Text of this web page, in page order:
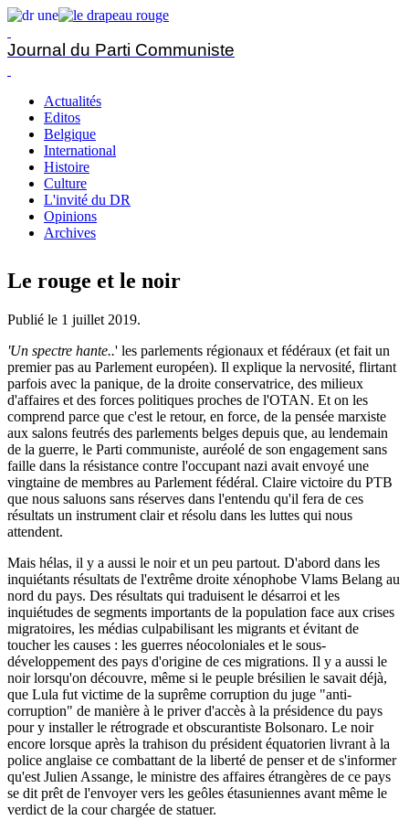
Journal du Parti Communiste
Actualités
Editos
Belgique
International
Histoire
Culture
L'invité du DR
Opinions
Archives
Le rouge et le noir
Publié le 1 juillet 2019.
'Un spectre hante..' les parlements régionaux et fédéraux (et fait un
premier pas au Parlement européen). Il explique la nervosité, flirtant
parfois avec la panique, de la droite conservatrice, des milieux
d'affaires et des forces politiques proches de l'OTAN. Et on les
comprend parce que c'est le retour, en force, de la pensée marxiste
aux salons feutrés des parlements belges depuis que, au lendemain
de la guerre, le Parti communiste, auréolé de son engagement sans
faille dans la résistance contre l'occupant nazi avait envoyé une
vingtaine de membres au Parlement fédéral. Claire victoire du PTB
que nous saluons sans réserves dans l'entendu qu'il fera de ces
résultats un instrument clair et résolu dans les luttes qui nous
attendent.
Mais hélas, il y a aussi le noir et un peu partout. D'abord dans les
inquiétants résultats de l'extrême droite xénophobe Vlams Belang au
nord du pays. Des résultats qui traduisent le désarroi et les
inquiétudes de segments importants de la population face aux crises
migratoires, les médias culpabilisant les migrants et évitant de
toucher les causes : les guerres néocoloniales et le sous-
développement des pays d'origine de ces migrations. Il y a aussi le
noir lorsqu'on découvre, même si le peuple brésilien le savait déjà,
que Lula fut victime de la suprême corruption du juge "anti-
corruption" de manière à le priver d'accès à la présidence du pays
pour y installer le rétrograde et obscurantiste Bolsonaro. Le noir
encore lorsque après la trahison du président équatorien livrant à la
police anglaise ce combattant de la liberté de penser et de s'informer
qu'est Julien Assange, le ministre des affaires étrangères de ce pays
se dit prêt de l'envoyer vers les geôles étasuniennes avant même le
verdict de la cour chargée de statuer.